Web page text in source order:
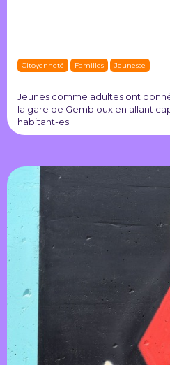
Citoyenneté Familles Jeunesse
Jeunes comme adultes ont
la gare de Gembloux en allant
habitant-es.